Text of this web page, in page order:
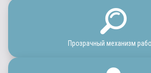
Прозрачный механизм